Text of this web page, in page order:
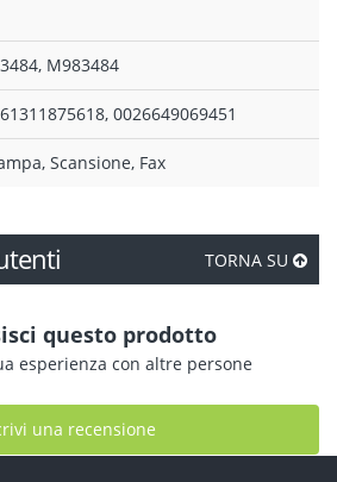
M983484
0026649069451
Scansione, Fax
TORNA SU
questo prodotto
esperienza con altre persone
una recensione